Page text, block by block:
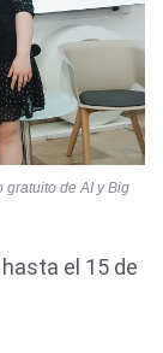
gratuito de AI y Big
el 15 de